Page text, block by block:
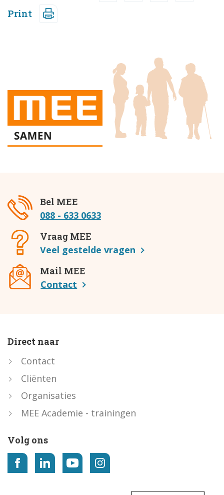
Print
Bel MEE
088 - 633 0633
Vraag MEE
Veel gestelde vragen
Mail MEE
Contact
Direct naar
Contact
Cliënten
Organisaties
MEE Academie - trainingen
Volg ons